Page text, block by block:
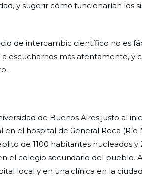
y sugerir cómo funcionarían los
de intercambio científico no es
escucharnos más atentamente, y
de Buenos Aires justo al
el hospital de General Roca (Río
de 1100 habitantes nucleados
el colegio secundario del pueblo.
local y en una clínica en la